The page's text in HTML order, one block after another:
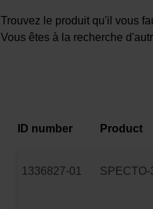
Trouvez le produit qu'il vous
Vous êtes à la recherche
ID number Product
1336827-01